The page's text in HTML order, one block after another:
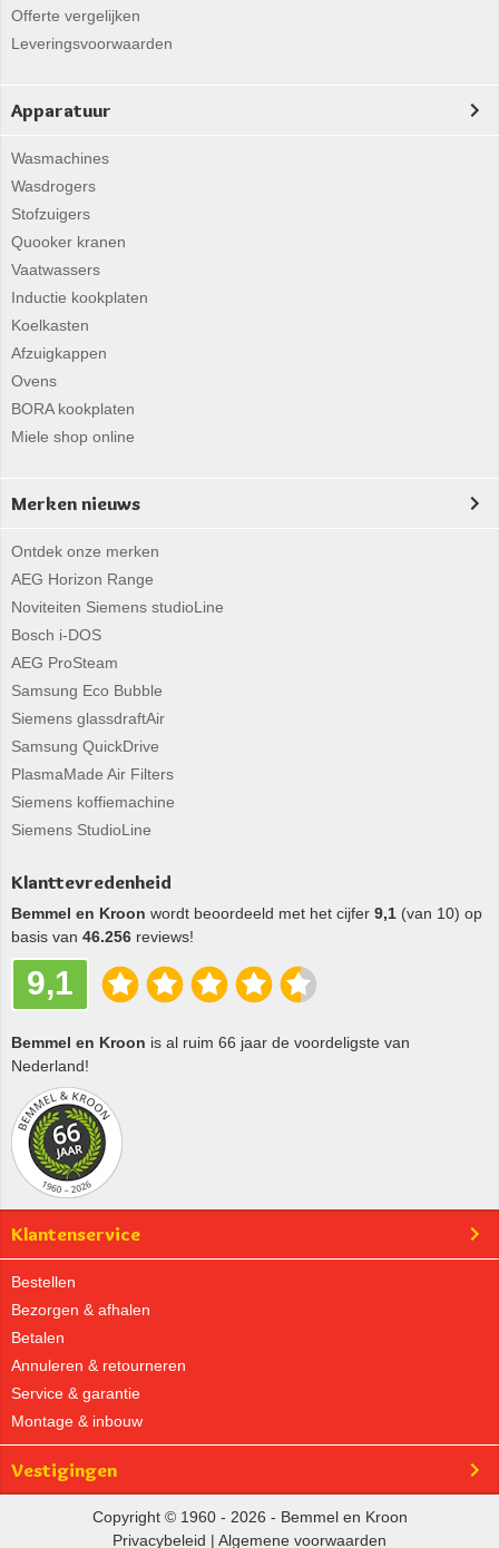
Offerte vergelijken
Leveringsvoorwaarden
Apparatuur
Wasmachines
Wasdrogers
Stofzuigers
Quooker kranen
Vaatwassers
Inductie kookplaten
Koelkasten
Afzuigkappen
Ovens
BORA kookplaten
Miele shop online
Merken nieuws
Ontdek onze merken
AEG Horizon Range
Noviteiten Siemens studioLine
Bosch i-DOS
AEG ProSteam
Samsung Eco Bubble
Siemens glassdraftAir
Samsung QuickDrive
PlasmaMade Air Filters
Siemens koffiemachine
Siemens StudioLine
Klanttevredenheid
Bemmel en Kroon wordt beoordeeld met het cijfer 9,1 (van 10) op
basis van 46.256 reviews!
9,1
Bemmel en Kroon is al ruim 66 jaar de voordeligste van
Nederland!
Klantenservice
Bestellen
Bezorgen & afhalen
Betalen
Annuleren & retourneren
Service & garantie
Montage & inbouw
Vestigingen
Copyright © 1960 - 2026 - Bemmel en Kroon
Privacybeleid | Algemene voorwaarden